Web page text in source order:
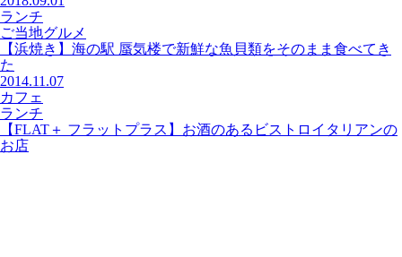
ランチ
ご当地グルメ
【浜焼き】海の駅 蜃気楼で新鮮な魚貝類をそのまま食べてき
た
2014.11.07
カフェ
ランチ
【FLAT＋ フラットプラス】お酒のあるビストロイタリアンの
お店